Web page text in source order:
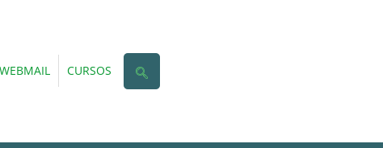
WEBMAIL CURSOS